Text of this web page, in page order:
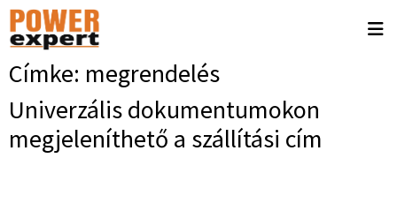
Címke: megrendelés
Univerzális dokumentumokon
megjeleníthető a szállítási cím